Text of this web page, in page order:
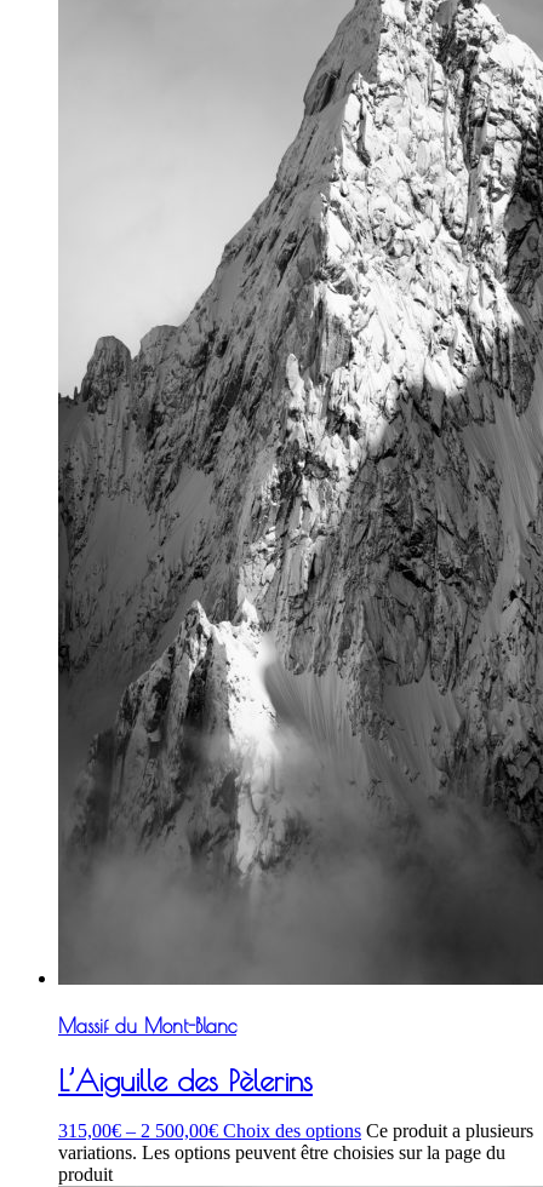
Massif du Mont-Blanc
L’Aiguille des Pèlerins
315,00€ – 2 500,00€ Choix des options Ce produit a plusieurs
variations. Les options peuvent être choisies sur la page du
produit